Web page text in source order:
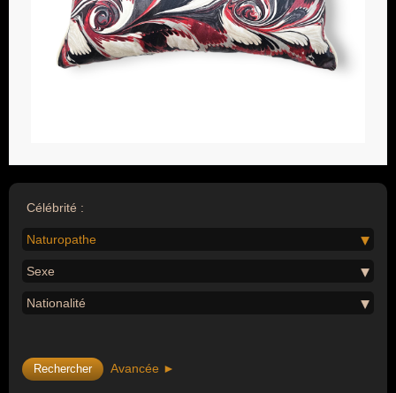
Célébrité :
Naturopathe
Sexe
Nationalité
Avancée ►